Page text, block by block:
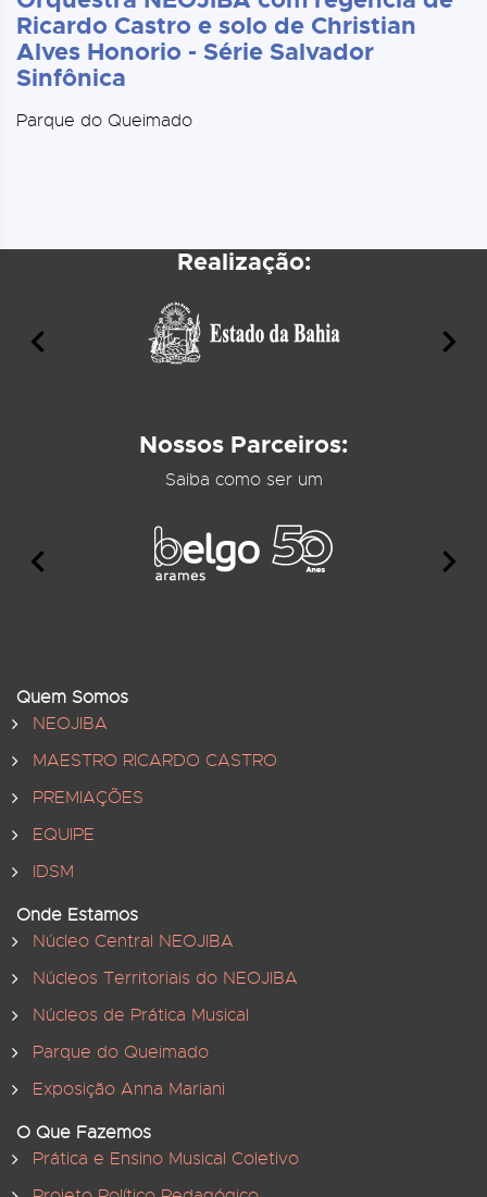
Ricardo Castro e solo de Christian
Alves Honorio - Série Salvador
Sinfônica
Parque do Queimado
Realização:
Nossos Parceiros:
Saiba como ser um
Quem Somos
NEOJIBA
MAESTRO RICARDO CASTRO
PREMIAÇÕES
EQUIPE
IDSM
Onde Estamos
Núcleo Central NEOJIBA
Núcleos Territoriais do NEOJIBA
Núcleos de Prática Musical
Parque do Queimado
Exposição Anna Mariani
O Que Fazemos
Prática e Ensino Musical Coletivo